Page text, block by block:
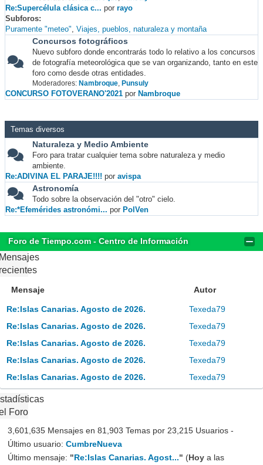
Re:Supercélula clásica c... por rayo
Subforos
Puramente "meteo" Viajes, pueblos, naturaleza y montaña
Concursos fotográficos
Nuevo subforo donde encontrarás todo lo relativo a los concursos
de fotografía meteorológica que se van organizando, tanto en este
foro como desde otras entidades.
Moderadores: Nambroque, Punsuly
CONCURSO FOTOVERANO'2021 por Nambroque
Temas diversos
Naturaleza y Medio Ambiente
Foro para tratar cualquier tema sobre naturaleza y medio
ambiente.
Re:ADIVINA EL PARAJE!!!! por avispa
Astronomía
Todo sobre la observación del "otro" cielo.
Re:*Efemérides astronómi... por PolVen
Foro de Tiempo.com - Centro de Información
Mensaje Autor
Re:Islas Canarias. Agosto de 2026.
Texeda79
Re:Islas Canarias. Agosto de 2026.
Texeda79
Re:Islas Canarias. Agosto de 2026.
Texeda79
Re:Islas Canarias. Agosto de 2026.
Texeda79
Re:Islas Canarias. Agosto de 2026.
Texeda79
Foro
3,601,635 Mensajes en 81,903 Temas por 23,215 Usuarios -
Último usuario: CumbreNueva
Último mensaje: "Re:Islas Canarias. Agost..." (Hoy a las